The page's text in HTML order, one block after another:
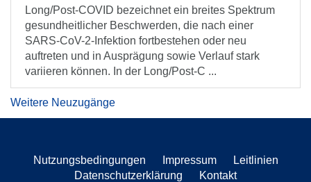
Long/Post-COVID bezeichnet ein breites Spektrum
gesundheitlicher Beschwerden, die nach einer
SARS-CoV-2-Infektion fortbestehen oder neu
auftreten und in Ausprägung sowie Verlauf stark
variieren können. In der Long/Post-C ...
Weitere Neuzugänge
Nutzungsbedingungen Impressum
Leitlinien
Datenschutzerklärung
Kontakt